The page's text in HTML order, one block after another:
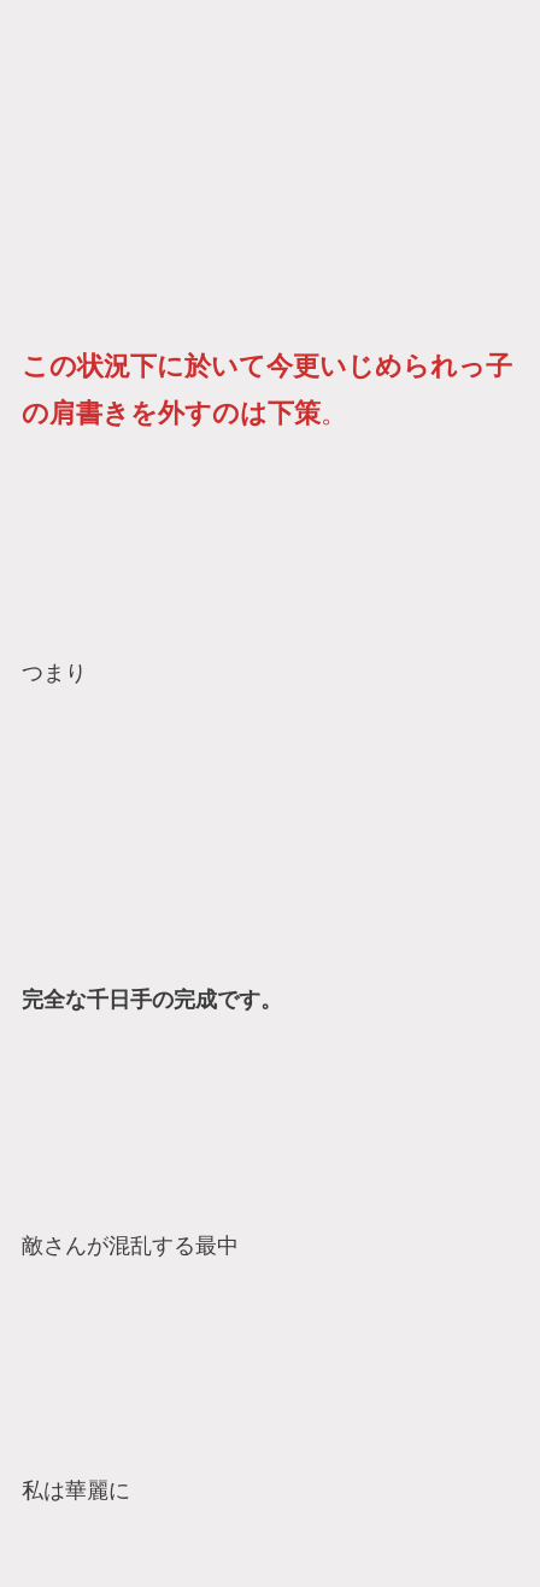
この状況下に於いて今更いじめられっ子
の肩書きを外すのは下策。
つまり
完全な千日手の完成です。
敵さんが混乱する最中
私は華麗に